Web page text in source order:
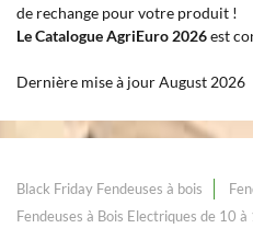
de rechange pour votre produit !
Le Catalogue AgriEuro 2026est
Dernière mise à jour August 2026
Black Friday Fendeuses à bois
Fendeuses à Bois Electriques de 10